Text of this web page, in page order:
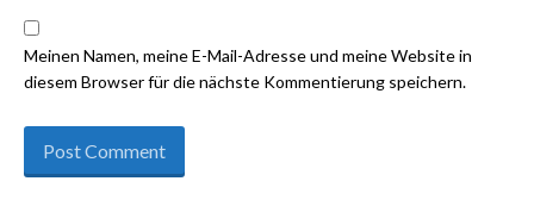
Meinen Namen, meine E-Mail-Adresse und meine Website in
diesem Browser für die nächste Kommentierung speichern.